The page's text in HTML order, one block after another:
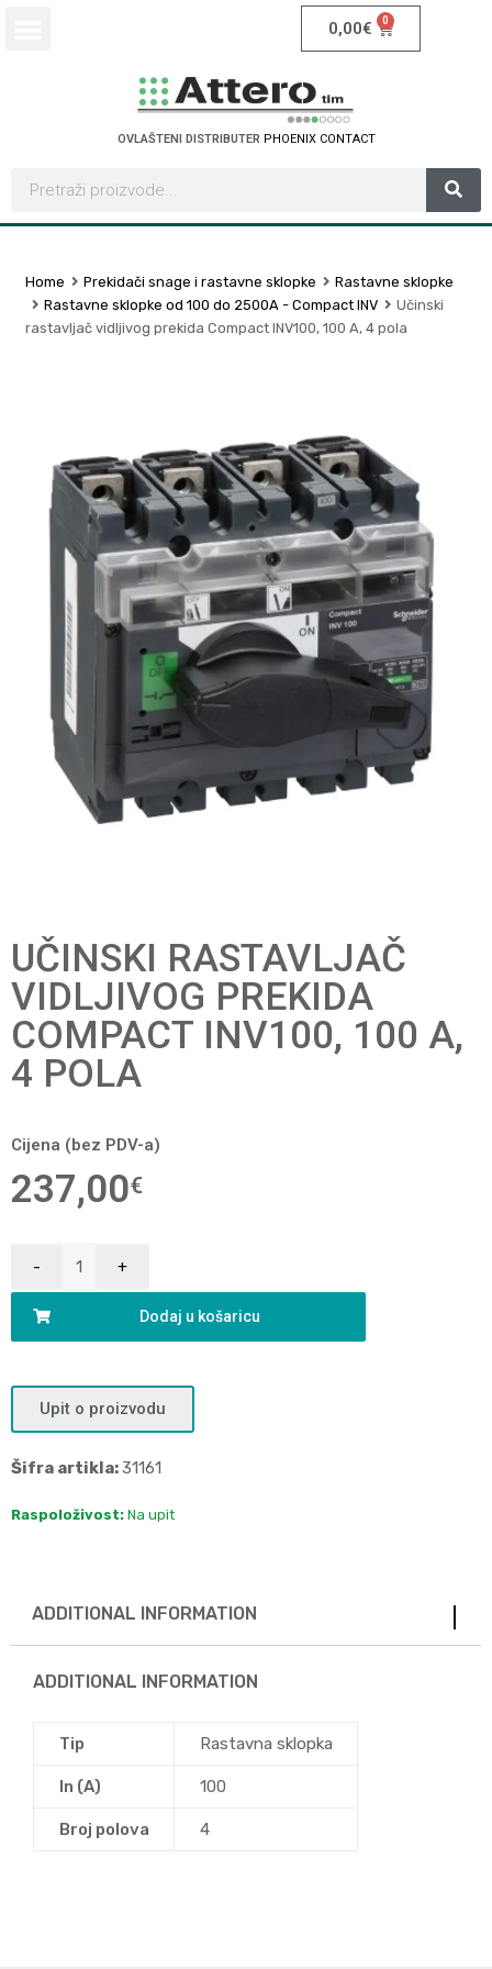
0,00€ 0
OVLAŠTENI DISTRIBUTER PHOENIX CONTACT
Home Prekidači snage i rastavne sklopke
Rastavne sklopke
Rastavne sklopke od 100 do 2500A - Compact INV
Učinski
rastavljač vidljivog prekida Compact INV100, 100 A, 4 pola
UČINSKI RASTAVLJAČ
VIDLJIVOG PREKIDA
COMPACT INV100, 100 A,
4 POLA
Cijena (bez PDV-a)
237,00€
Dodaj u košaricu
Upit o proizvodu
Šifra artikla:31161
Raspoloživost: Na upit
ADDITIONAL INFORMATION
ADDITIONAL INFORMATION
Tip Rastavna sklopka
In (A) 100
Broj polova 4